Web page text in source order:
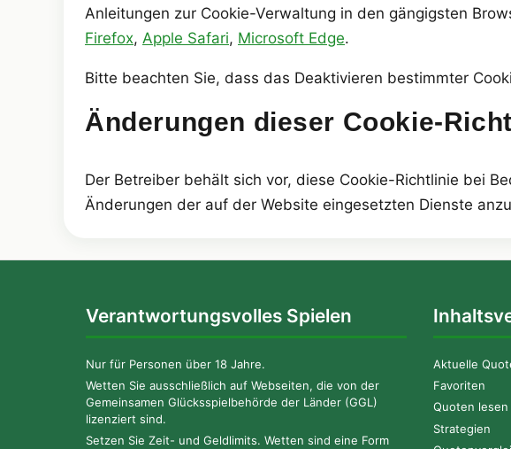
Anleitungen zur Cookie-Verwaltung in den gängigsten
Firefox, Apple Safari, Microsoft Edge.
Bitte beachten Sie, dass das Deaktivieren bestimmter
Änderungen dieser Cookie-
Der Betreiber behält sich vor, diese Cookie-Richtlinie bei
Änderungen der auf der Website eingesetzten Dienste
Verantwortungsvolles Spielen
Nur für Personen über 18 Jahre.
Wetten Sie ausschließlich auf Webseiten, die von der
Gemeinsamen Glücksspielbehörde der Länder (GGL)
lizenziert sind.
Setzen Sie Zeit- und Geldlimits. Wetten sind eine Form
Aktuelle
Favoriten
Quoten lesen
Strategien